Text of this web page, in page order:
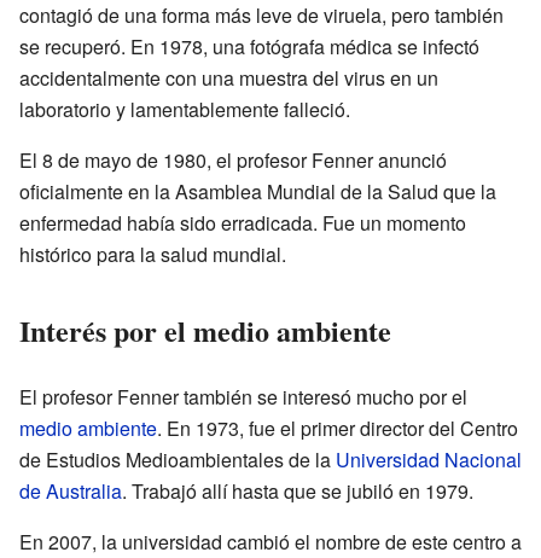
contagió de una forma más leve de viruela, pero también
se recuperó. En 1978, una fotógrafa médica se infectó
accidentalmente con una muestra del virus en un
laboratorio y lamentablemente falleció.
El 8 de mayo de 1980, el profesor Fenner anunció
oficialmente en la Asamblea Mundial de la Salud que la
enfermedad había sido erradicada. Fue un momento
histórico para la salud mundial.
Interés por el medio ambiente
El profesor Fenner también se interesó mucho por el
medio ambiente. En 1973, fue el primer director del Centro
de Estudios Medioambientales de la Universidad Nacional
de Australia. Trabajó allí hasta que se jubiló en 1979.
En 2007, la universidad cambió el nombre de este centro a